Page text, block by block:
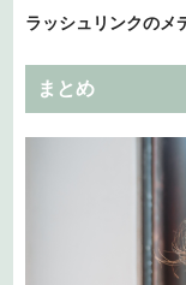
ラッシュリンクのメ
まとめ